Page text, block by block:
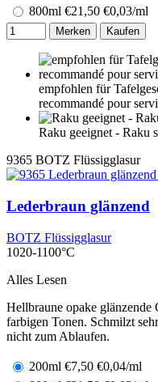
800ml €21,50 €0,03/ml
Merken Kaufen
empfohlen für
recommandé pour
Raku geeignet - Raku
9365 BOTZ Flüssigglasur
Lederbraun glänzend
BOTZ Flüssigglasur
1020-1100°C
Alles Lesen
Hellbraune opake glänzende
farbigen Tonen. Schmilzt
nicht zum Ablaufen.
200ml €7,50 €0,04/ml